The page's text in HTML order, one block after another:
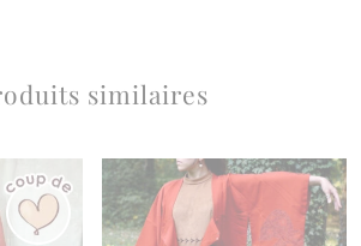
similaires